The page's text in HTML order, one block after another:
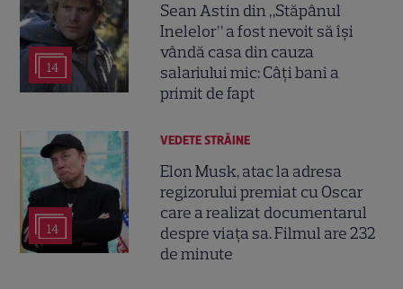
14
Sean Astin din „Stăpânul
Inelelor” a fost nevoit să își
vândă casa din cauza
salariului mic: Câți bani a
primit de fapt
14
VEDETE STRĂINE
Elon Musk, atac la adresa
regizorului premiat cu Oscar
care a realizat documentarul
despre viața sa. Filmul are 232
de minute